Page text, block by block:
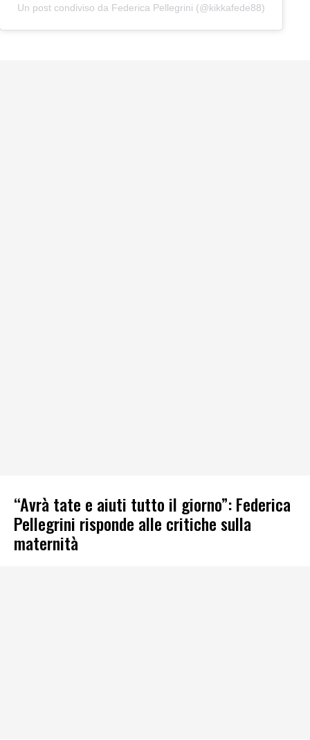
Un post condiviso da Federica Pellegrini (@kikkafede88)
“Avrà tate e aiuti tutto il giorno”: Federica
Pellegrini risponde alle critiche sulla
maternità